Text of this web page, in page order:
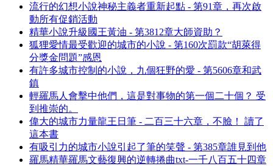
流行的幻想小說神秘主義者重新起點 - 第91章，再次啟
動所有促銷活動
精華小說升級國王黃油 - 第3812章大師資助？
狐狸愛情最受歡迎的城市的小說 - 第160次罰款“胡萊得
分獎金問題”感恩
有許多城市控制的小說，九個狂野的愛 - 第5606章和武
鎮
輕羅馬人會擊中他們，這是對事物的第一個二十個？ 受
到推崇的。
偉大的城市力量龍王日筆 - 二百三十六章，不臉！ 讀了
這本書
有吸引力的城市小說引起了筆的笑聲 - 第385章誰見到他
羅馬精華羅馬文藝復興的逆轉捲曲txt-一千八百五十四章